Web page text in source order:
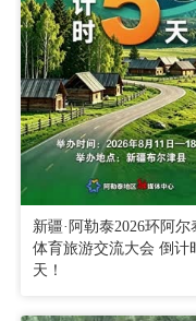
新疆·阿勒泰2026环阿尔
体育旅游交流大会 倒计
天！